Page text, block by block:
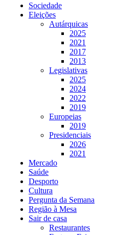
Sociedade
Eleições
Autárquicas
2025
2021
2017
2013
Legislativas
2025
2024
2022
2019
Europeias
2019
Presidenciais
2026
2021
Mercado
Saúde
Desporto
Cultura
Pergunta da Semana
Região à Mesa
Sair de casa
Restaurantes